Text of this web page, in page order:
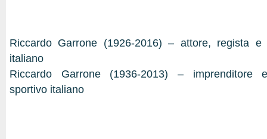
Riccardo Garrone (1926-2016) – attore, regista e
italiano
Riccardo Garrone (1936-2013) – imprenditore
sportivo italiano